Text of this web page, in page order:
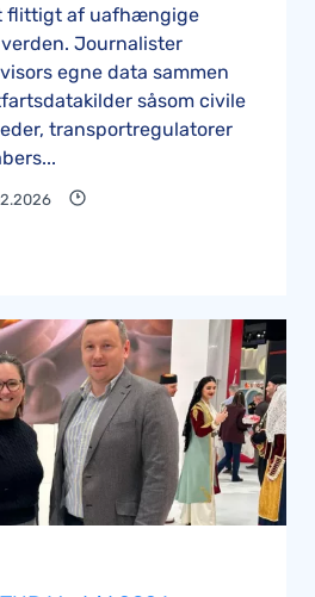
flittigt af uafhængige
Journalister
egne data sammen
såsom civile
transportregulatorer